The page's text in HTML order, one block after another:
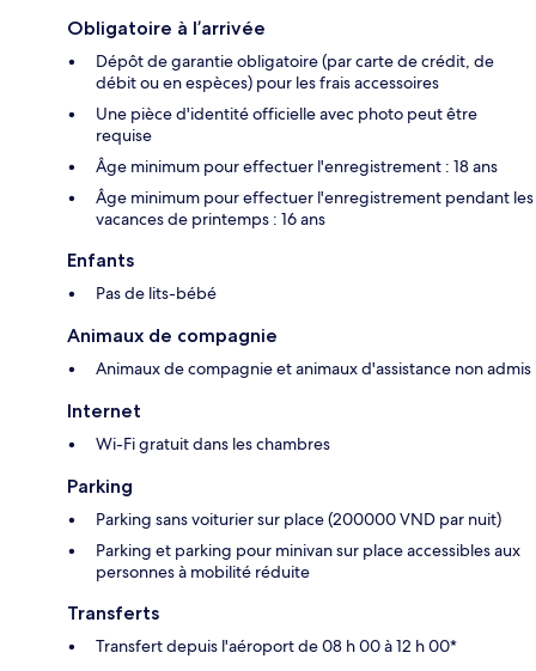
Obligatoire à l’arrivée
Dépôt de garantie obligatoire (par carte de crédit, de
débit ou en espèces) pour les frais accessoires
Une pièce d'identité officielle avec photo peut être
requise
Âge minimum pour effectuer l'enregistrement : 18 ans
Âge minimum pour effectuer l'enregistrement pendant les
vacances de printemps : 16 ans
Enfants
Pas de lits-bébé
Animaux de compagnie
Animaux de compagnie et animaux d'assistance non admis
Internet
Wi-Fi gratuit dans les chambres
Parking
Parking sans voiturier sur place (200000 VND par nuit)
Parking et parking pour minivan sur place accessibles aux
personnes à mobilité réduite
Transferts
Transfert depuis l'aéroport de 08 h 00 à 12 h 00*